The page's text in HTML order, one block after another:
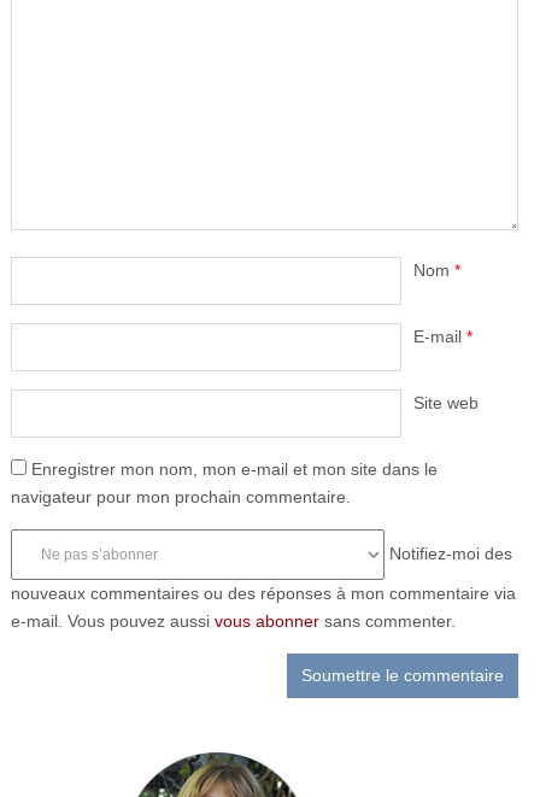
Nom *
E-mail *
Site web
Enregistrer mon nom, mon e-mail et mon site dans le
navigateur pour mon prochain commentaire.
Notifiez-moi des
nouveaux commentaires ou des réponses à mon commentaire via
e-mail. Vous pouvez aussi vous abonnersans commenter.